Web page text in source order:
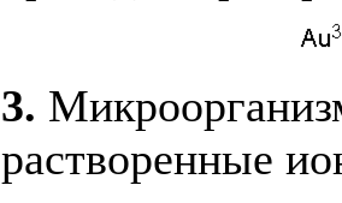
3.
растворенные